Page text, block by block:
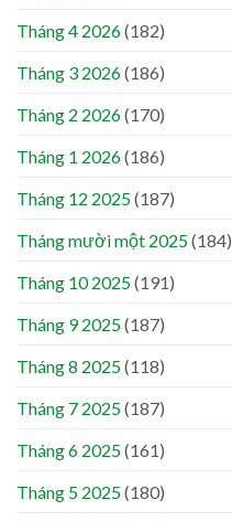
Tháng 4 2026(182)
Tháng 3 2026(186)
Tháng 2 2026(170)
Tháng 1 2026(186)
Tháng 12 2025(187)
Tháng mười một 2025(184)
Tháng 10 2025(191)
Tháng 9 2025(187)
Tháng 8 2025(118)
Tháng 7 2025(187)
Tháng 6 2025(161)
Tháng 5 2025(180)